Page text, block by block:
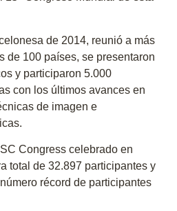
de 2014, reunió a más
de 100 países, se presentaron
y participaron 5.000
con los últimos avances en
de imagen e
Congress celebrado en
total de 32.897 participantes y
récord de participantes